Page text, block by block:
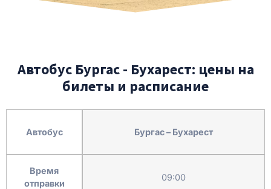
Автобус Бургас - Бухарест: цены на
билеты и расписание
Автобус
Время
отправки
Бургас – Бухарест
09:00